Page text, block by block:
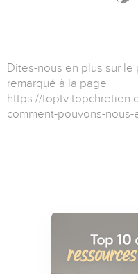
Dites-nous en plus sur
remarqué à la page
https://
comment-pouvons-